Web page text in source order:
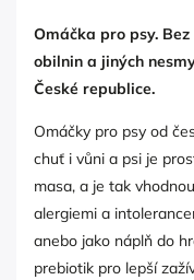
Omáčka pro psy.
obilnin a jiných
České republice.
Omáčky pro psy od
chuť i vůni a psi je
masa, a je tak
alergiemi a
anebo jako náplň do
prebiotik pro lepší